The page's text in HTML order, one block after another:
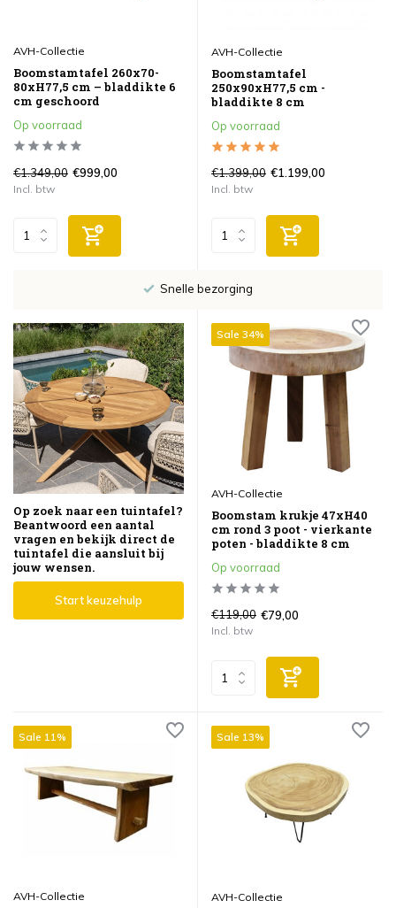
AVH-Collectie
Boomstamtafel 260x70-
80xH77,5 cm – bladdikte 6
cm geschoord
Op voorraad
€1.349,00 €999,00
Incl. btw
AVH-Collectie
Boomstamtafel
250x90xH77,5 cm -
bladdikte 8 cm
Op voorraad
€1.399,00 €1.199,00
Incl. btw
Snelle bezorging
Op zoek naar een tuintafel?
Beantwoord een aantal
vragen en bekijk direct de
tuintafel die aansluit bij
jouw wensen.
Start keuzehulp
Sale 34%
AVH-Collectie
Boomstam krukje 47xH40
cm rond 3 poot - vierkante
poten - bladdikte 8 cm
Op voorraad
€119,00 €79,00
Incl. btw
Sale 11%
AVH-Collectie
Sale 13%
AVH-Collectie